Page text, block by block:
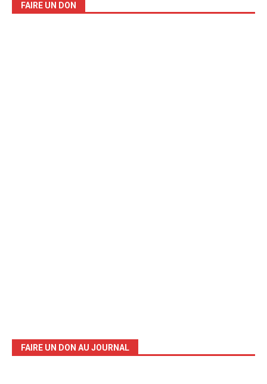
FAIRE UN DON
FAIRE UN DON AU JOURNAL